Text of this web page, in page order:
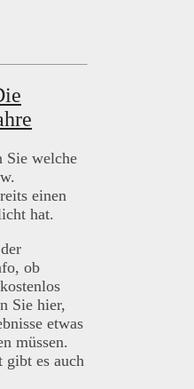
Sie welche
einen
hat.
ob
Sie hier,
etwas
müssen.
gibt es auch